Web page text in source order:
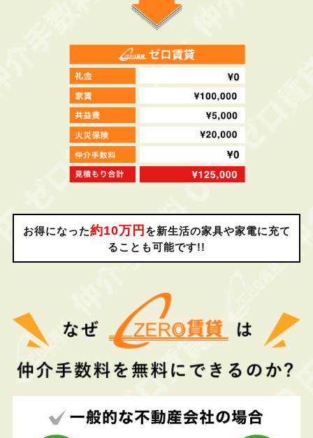
お得になった約10万円 を新生活の家具や家電に充て
ることも可能です!!